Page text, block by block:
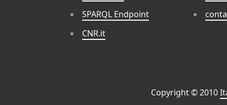
SPARQL Endpoint
CNR.it
Copyright © 2010